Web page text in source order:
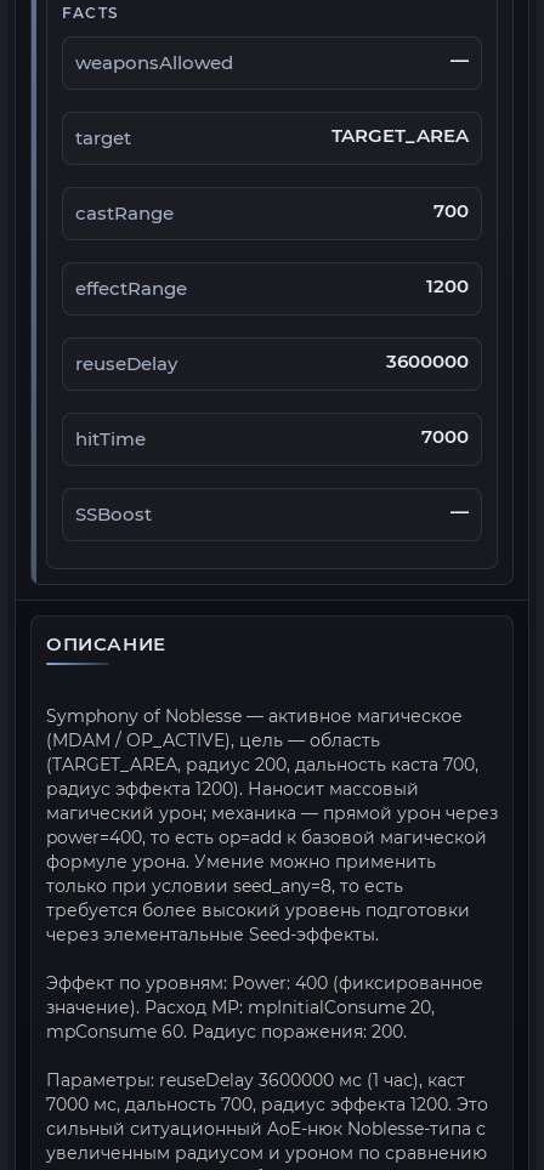
FACTS
weaponsAllowed —
target TARGET_AREA
castRange 700
effectRange 1200
reuseDelay 3600000
hitTime 7000
SSBoost —
ОПИСАНИЕ
Symphony of Noblesse — активное магическое
(MDAM / OP_ACTIVE), цель — область
(TARGET_AREA, радиус 200, дальность каста 700,
радиус эффекта 1200). Наносит массовый
магический урон; механика — прямой урон через
power=400, то есть op=add к базовой магической
формуле урона. Умение можно применить
только при условии seed_any=8, то есть
требуется более высокий уровень подготовки
через элементальные Seed-эффекты.
Эффект по уровням: Power: 400 (фиксированное
значение). Расход MP: mpInitialConsume 20,
mpConsume 60. Радиус поражения: 200.
Параметры: reuseDelay 3600000 мс (1 час), каст
7000 мс, дальность 700, радиус эффекта 1200. Это
сильный ситуационный AoE-нюк Noblesse-типа с
увеличенным радиусом и уроном по сравнению